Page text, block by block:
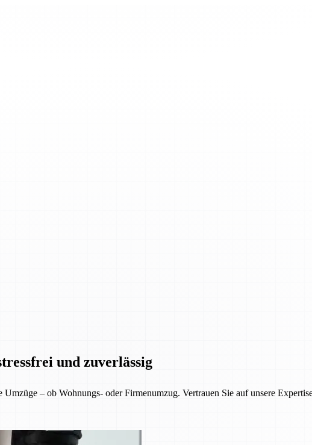
und zuverlässig
– ob Wohnungs- oder Firmenumzug. Vertrauen Sie auf unsere